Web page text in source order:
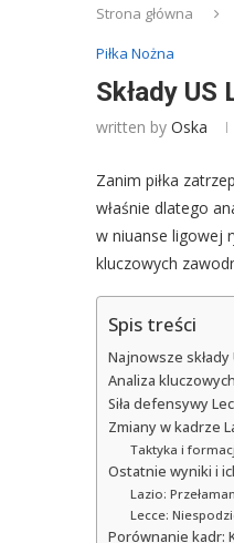
Strona główna
Piłka Nożna
Składy
written by Oska
Zanim piłka
właśnie dlatego
w niuanse ligowej
kluczowych
Spis treści
Najnowsze składy
Analiza
Siła defensywy
Zmiany w kadrze
Taktyka i
Ostatnie wyniki i
Lazio:
Lecce:
Porównanie kadr: